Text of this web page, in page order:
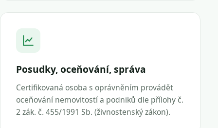
Posudky, oceňování, správa
Certifikovaná osoba s oprávněním provádět
oceňování nemovitostí a podniků dle přílohy č.
2 zák. č. 455/1991 Sb. (živnostenský zákon).